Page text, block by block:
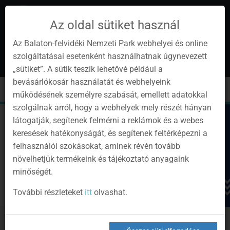
Instagram
YoutubeFacebookProgramok
Hírlevél
hu
Toggle
cart
Toggle
navigation
Bejelentkezés
Az oldal sütiket használ
Az Balaton-felvidéki Nemzeti Park webhelyei és online
szolgáltatásai esetenként használhatnak úgynevezett
„sütiket”. A sütik teszik lehetővé például a
bevásárlókosár használatát és webhelyeink
működésének személyre szabását, emellett adatokkal
szolgálnak arról, hogy a webhelyek mely részét hányan
látogatják, segítenek felmérni a reklámok és a webes
keresések hatékonyságát, és segítenek feltérképezni a
felhasználói szokásokat, aminek révén tovább
növelhetjük termékeink és tájékoztató anyagaink
minőségét.
További részleteket ittolvashat.